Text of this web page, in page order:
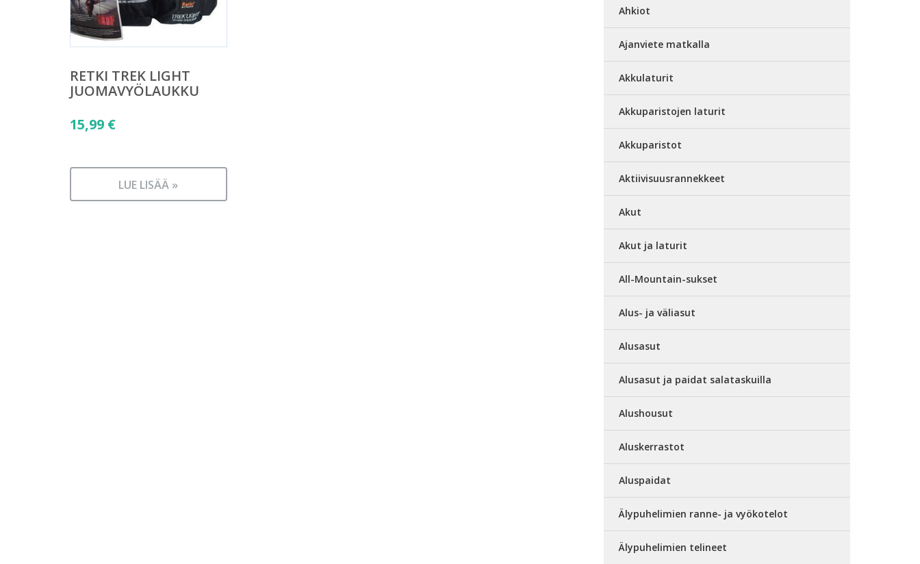
RETKI TREK LIGHT
JUOMAVYÖLAUKKU
15,99 €
LUE LISÄÄ »
Ahkiot
Ajanviete matkalla
Akkulaturit
Akkuparistojen laturit
Akkuparistot
Aktiivisuusrannekkeet
Akut
Akut ja laturit
All-Mountain-sukset
Alus- ja väliasut
Alusasut
Alusasut ja paidat salataskuilla
Alushousut
Aluskerrastot
Aluspaidat
Älypuhelimien ranne- ja vyökotelot
Älypuhelimien telineet